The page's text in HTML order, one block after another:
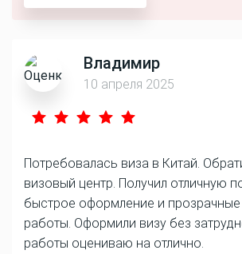
Владимир
10 апреля 2025
Потребовалась виза в Китай.
визовый центр. Получил отличную
быстрое оформление и прозрачные
работы. Оформили визу без
работы оцениваю на отлично.